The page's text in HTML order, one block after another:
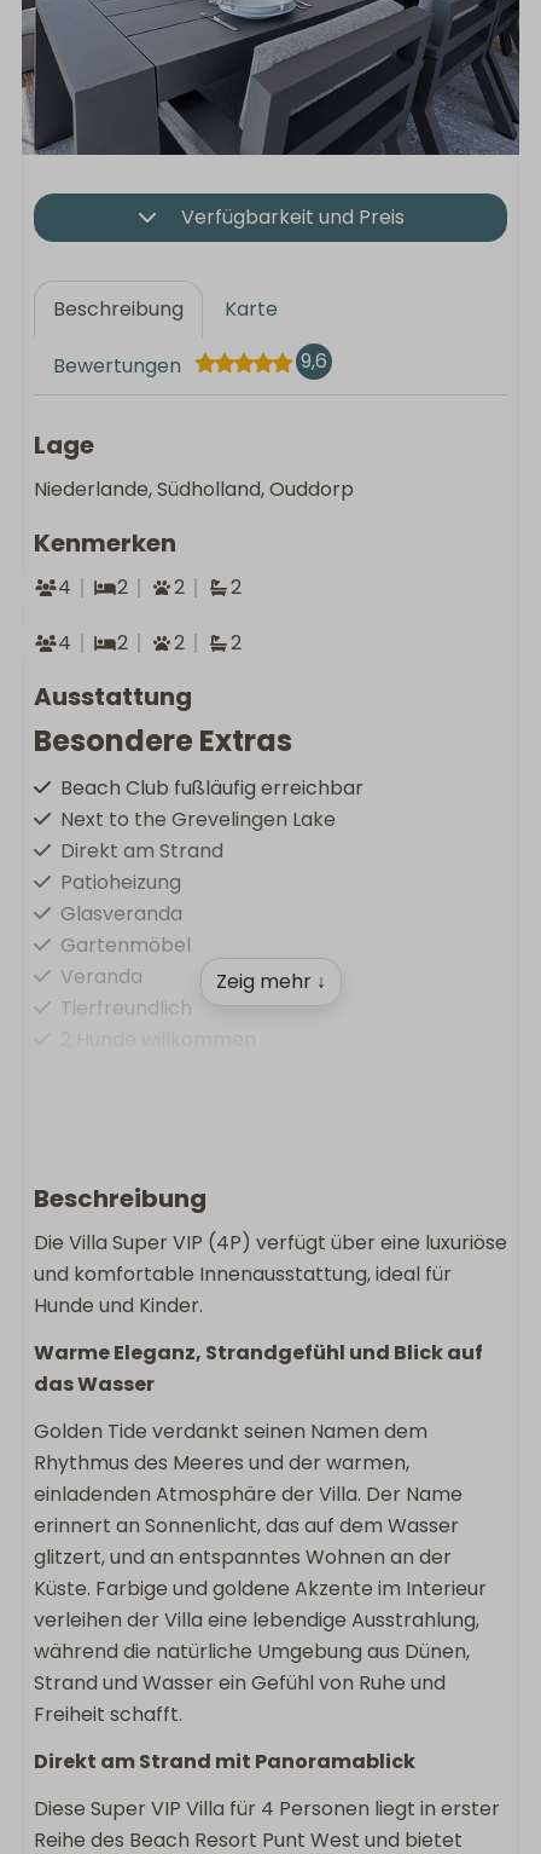
Verfügbarkeit und Preis
Beschreibung Karte
Bewertungen 9,6
Lage
Niederlande, Südholland, Ouddorp
Kenmerken
4 2 2
2
4
2 2 2
Ausstattung
Besondere Extras
Beach Club fußläufig erreichbar
Next to the Grevelingen Lake
Direkt am Strand
Patioheizung
Glasveranda
Gartenmöbel
Veranda
Tierfreundlich
Fußbodenheizung
Kostenlose Wlan
Waschmaschine
Wäschetrockner
Wohnen & Kochen
Grundfläche: 127
Flachbildschirm-TV
Backofen
Spülmaschine
Keukengerei
Kühlschrank
Nespresso
Außenbereich
Esstisch im Außenbereich
Eingezäunte Terrasse
Lounge-Sofa
Sanitär
Zeig mehr ↓
Beschreibung
Die Villa Super VIP (4P) verfügt über eine luxuriöse
und komfortable Innenausstattung, ideal für
Hunde und Kinder.
Warme Eleganz, Strandgefühl und Blick auf
das Wasser
Golden Tide verdankt seinen Namen dem
Rhythmus des Meeres und der warmen,
einladenden Atmosphäre der Villa. Der Name
erinnert an Sonnenlicht, das auf dem Wasser
glitzert, und an entspanntes Wohnen an der
Küste. Farbige und goldene Akzente im Interieur
verleihen der Villa eine lebendige Ausstrahlung,
während die natürliche Umgebung aus Dünen,
Strand und Wasser ein Gefühl von Ruhe und
Freiheit schafft.
Direkt am Strand mit Panoramablick
Diese Super VIP Villa für 4 Personen liegt in erster
Reihe des Beach Resort Punt West und bietet